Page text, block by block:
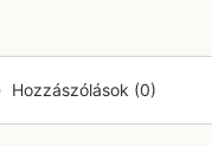
Hozzászólások (0)